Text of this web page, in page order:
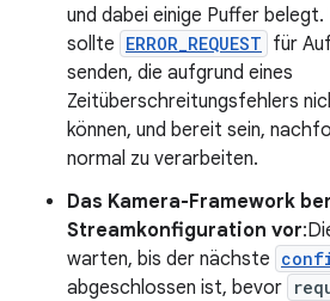
und dabei einige Puffer
sollte ERROR_REQUEST für
senden, die aufgrund eines
Zeitüberschreitungsfehlers
können, und bereit sein,
normal zu verarbeiten.
Das Kamera-Framework
Streamkonfiguration vor
warten, bis der nächste
abgeschlossen ist, bevor